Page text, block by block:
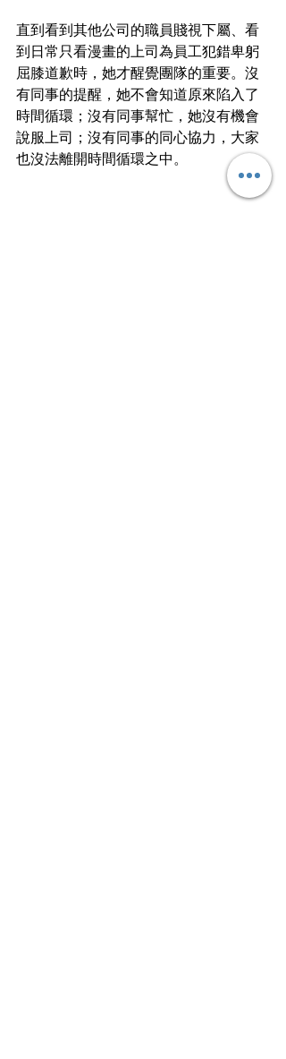
直到看到其他公司的職員賤視下屬、看
到日常只看漫畫的上司為員工犯錯卑躬
屈膝道歉時，她才醒覺團隊的重要。沒
有同事的提醒，她不會知道原來陷入了
時間循環；沒有同事幫忙，她沒有機會
說服上司；沒有同事的同心協力，大家
也沒法離開時間循環之中。